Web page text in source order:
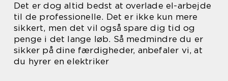
Det er dog altid bedst at overlade el-arbejde
til de professionelle. Det er ikke kun mere
sikkert, men det vil også spare dig tid og
penge i det lange løb. Så medmindre du er
sikker på dine færdigheder, anbefaler vi, at
du hyrer en elektriker